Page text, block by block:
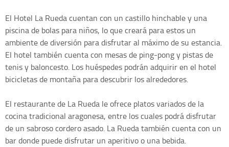
El Hotel La Rueda cuentan con un castillo hinchable y una
piscina de bolas para niños, lo que creará para estos un
ambiente de diversión para disfrutar al máximo de su estancia.
El hotel también cuenta con mesas de ping-pong y pistas de
tenis y baloncesto. Los huéspedes podrán adquirir en el hotel
bicicletas de montaña para descubrir los alrededores.
El restaurante de La Rueda le ofrece platos variados de la
cocina tradicional aragonesa, entre los cuales podrá disfrutar
de un sabroso cordero asado. La Rueda también cuenta con un
bar donde puede disfrutar un aperitivo o una bebida.